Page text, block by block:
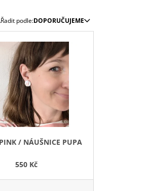
Řadit podle:DOPORUČUJEME
/ NÁUŠNICE PUPA
550 Kč